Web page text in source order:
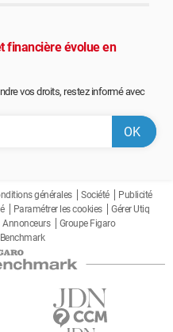
financière évolue en
vos droits, restez informé avec
générales Société
Publicité
Paramétrer les cookies
Gérer Utiq
Annonceurs
Groupe Figaro